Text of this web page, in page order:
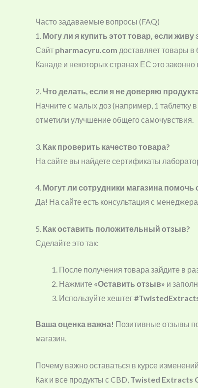
Часто задаваемые вопросы (FAQ)
1. Могу ли я купить этот товар, если живу
Сайт pharmacyru.com доставляет товары
Канаде и некоторых странах ЕС это
2. Что делать, если я не доверяю
Начните с малых доз (например, 1 таблетку
отметили улучшение общего самочувствия.
3. Как проверить качество товара?
На сайте вы найдете сертификаты
4. Могут ли сотрудники магазина помочь
Да! На сайте есть консультация с
5. Как оставить положительный отзыв?
Сделайте это так:
После получения товара зайдите в
Нажмите «Оставить отзыв» и
Используйте хештег
Ваша оценка важна! Позитивные отзывы
магазин.
Почему важно оставаться в курсе
Как и все продукты с CBD, Twisted Extracts